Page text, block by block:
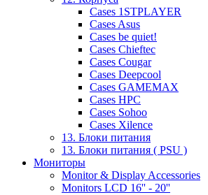
Cases 1STPLAYER
Cases Asus
Cases be quiet!
Cases Chieftec
Cases Cougar
Cases Deepcool
Cases GAMEMAX
Cases HPC
Cases Sohoo
Cases Xilence
13. Блоки питания
13. Блоки питания ( PSU )
Мониторы
Monitor & Display Accessories
Monitors LCD 16'' - 20''